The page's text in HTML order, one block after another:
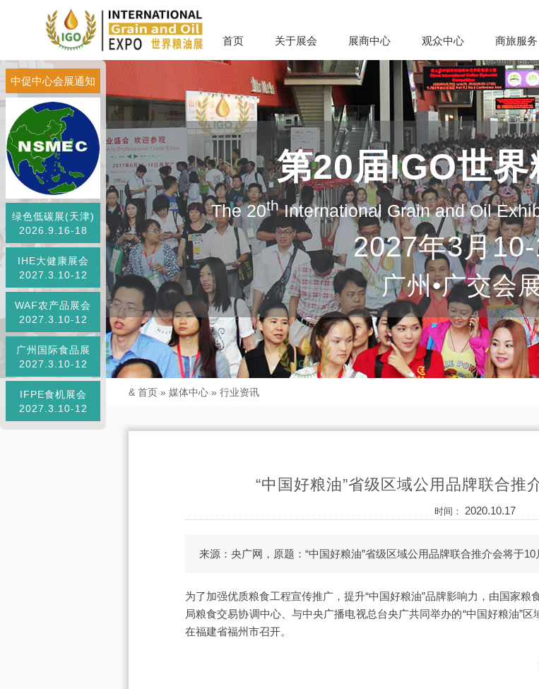
首页 关于展会 展商中心 观众中心 商旅服务
第20届IGO世界
The 20thInternational Grain and Oil
2027年3月
广州•广交会
中促中心会展通知
绿色低碳展(天津)
2026.9.16-18
IHE大健康展会
2027.3.10-12
WAF农产品展会
2027.3.10-12
广州国际食品展
2027.3.10-12
IFPE食机展会
2027.3.10-12
& 首页 » 媒体中心 » 行业资讯
“中国好粮油”省级区域公用品牌联合推
时间： 2020.10.17
来源：央广网，原题：“中国好粮油”省级区域公用品牌联合推介会将于10
为了加强优质粮食工程宣传推广，提升“中国好粮油”品牌影响力，由国家
局粮食交易协调中心、与中央广播电视总台央广共同举办的“中国好粮油”
在福建省福州市召开。